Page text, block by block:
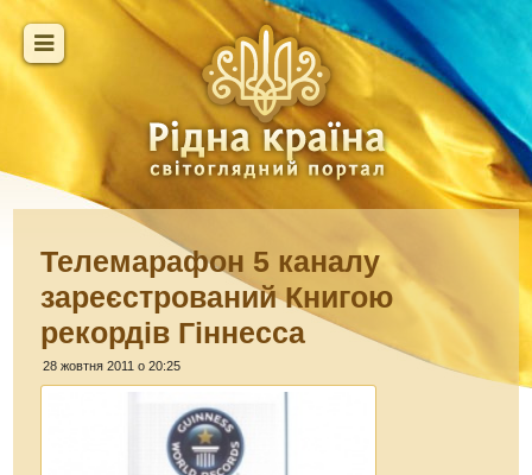
Телемарафон 5 каналу
зареєстрований Книгою
рекордів Гіннесса
28 жовтня 2011 о 20:25